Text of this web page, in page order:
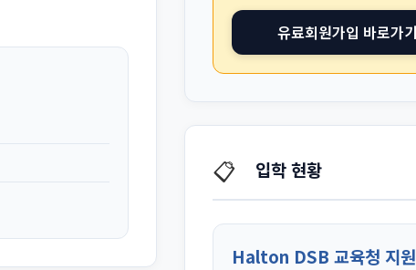
유료회원가입 바로가
📋 입학 현황
Halton DSB 교육청 지